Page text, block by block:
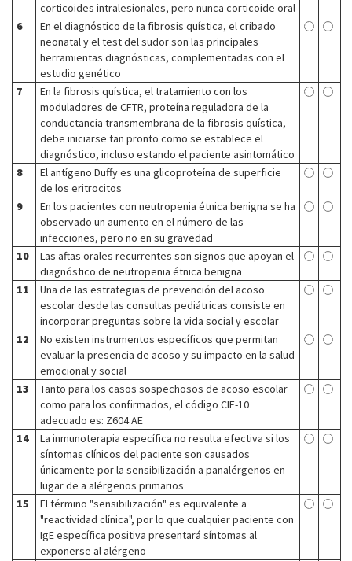
corticoides intralesionales, pero nunca corticoide oral
6
En el diagnóstico de la fibrosis quística, el cribado
neonatal y el test del sudor son las principales
herramientas diagnósticas, complementadas con el
estudio genético
7
En la fibrosis quística, el tratamiento con los
moduladores de CFTR, proteína reguladora de la
conductancia transmembrana de la fibrosis quística,
debe iniciarse tan pronto como se establece el
diagnóstico, incluso estando el paciente asintomático
8
El antígeno Duffy es una glicoproteína de superficie
de los eritrocitos
9
En los pacientes con neutropenia étnica benigna se ha
observado un aumento en el número de las
infecciones, pero no en su gravedad
10
Las aftas orales recurrentes son signos que apoyan el
diagnóstico de neutropenia étnica benigna
11
Una de las estrategias de prevención del acoso
escolar desde las consultas pediátricas consiste en
incorporar preguntas sobre la vida social y escolar
12
No existen instrumentos específicos que permitan
evaluar la presencia de acoso y su impacto en la salud
emocional y social
13
Tanto para los casos sospechosos de acoso escolar
como para los confirmados, el código CIE-10
adecuado es: Z604 AE
14
La inmunoterapia específica no resulta efectiva si los
síntomas clínicos del paciente son causados
únicamente por la sensibilización a panalérgenos en
lugar de a alérgenos primarios
15
El término "sensibilización" es equivalente a
"reactividad clínica", por lo que cualquier paciente con
IgE específica positiva presentará síntomas al
exponerse al alérgeno